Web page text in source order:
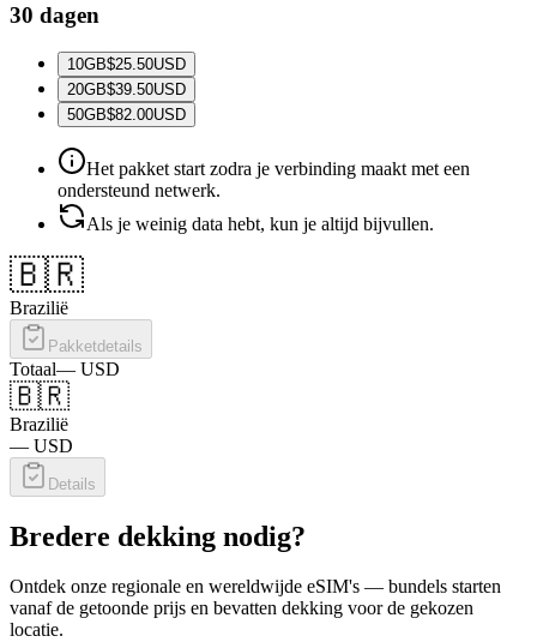
30 dagen
10GB$25.50USD
20GB$39.50USD
50GB$82.00USD
Het pakket start zodra je verbinding maakt met een
ondersteund netwerk.
Als je weinig data hebt, kun je altijd bijvullen.
🇧🇷
Brazilië
Pakketdetails
Totaal— USD
🇧🇷
Brazilië
— USD
Details
Bredere dekking nodig?
Ontdek onze regionale en wereldwijde eSIM's — bundels starten
vanaf de getoonde prijs en bevatten dekking voor de gekozen
locatie.